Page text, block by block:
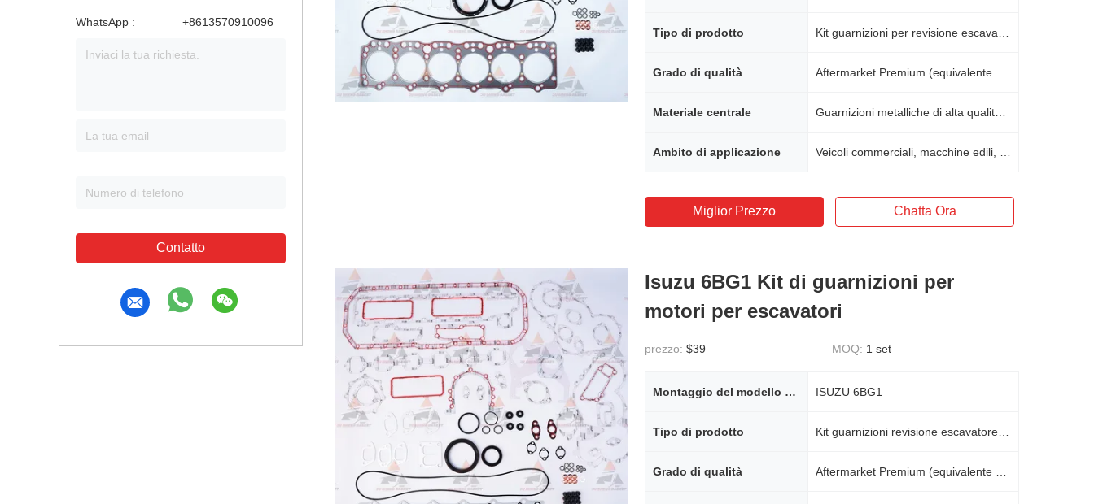
WhatsApp : +8613570910096
Contatto
Tipo di prodotto
Grado di qualità
Materiale centrale
Ambito di applicazione
Miglior Prezzo Chatta Ora
Isuzu 6BG1 Kit di guarnizioni per
motori per escavatori
prezzo: $39 MOQ: 1 set
Montaggio del modello del motore ISUZU 6BG1
Tipo di prodotto
Grado di qualità